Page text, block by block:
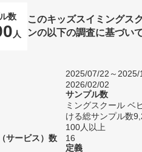
数
人
このキッズスイミングス
ンの以下の調査に基づい
2025/07/22～2025/
2026/02/02
サンプル数
ミングスクール ベ
ける総サンプル数
100人以上
サービス）数
16
定義